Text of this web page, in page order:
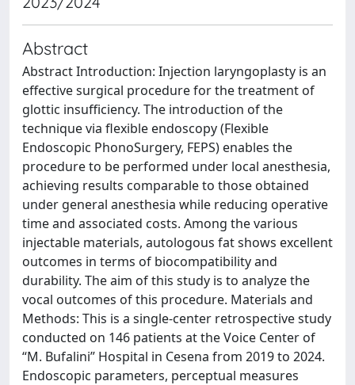
Abstract
Abstract Introduction: Injection laryngoplasty is an
effective surgical procedure for the treatment of
glottic insufficiency. The introduction of the
technique via flexible endoscopy (Flexible
Endoscopic PhonoSurgery, FEPS) enables the
procedure to be performed under local anesthesia,
achieving results comparable to those obtained
under general anesthesia while reducing operative
time and associated costs. Among the various
injectable materials, autologous fat shows excellent
outcomes in terms of biocompatibility and
durability. The aim of this study is to analyze the
vocal outcomes of this procedure. Materials and
Methods: This is a single-center retrospective study
conducted on 146 patients at the Voice Center of
“M. Bufalini” Hospital in Cesena from 2019 to 2024.
Endoscopic parameters, perceptual measures